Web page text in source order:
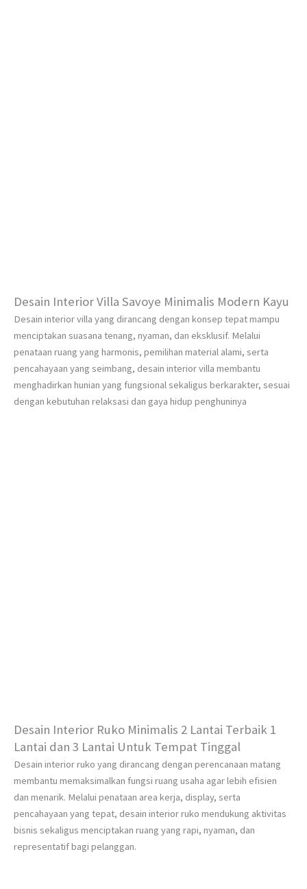
Desain Interior Villa Savoye Minimalis Modern Kayu
Desain interior villa yang dirancang dengan konsep tepat mampu
menciptakan suasana tenang, nyaman, dan eksklusif. Melalui
penataan ruang yang harmonis, pemilihan material alami, serta
pencahayaan yang seimbang, desain interior villa membantu
menghadirkan hunian yang fungsional sekaligus berkarakter, sesuai
dengan kebutuhan relaksasi dan gaya hidup penghuninya
Desain Interior Ruko Minimalis 2 Lantai Terbaik 1
Lantai dan 3 Lantai Untuk Tempat Tinggal
Desain interior ruko yang dirancang dengan perencanaan matang
membantu memaksimalkan fungsi ruang usaha agar lebih efisien
dan menarik. Melalui penataan area kerja, display, serta
pencahayaan yang tepat, desain interior ruko mendukung aktivitas
bisnis sekaligus menciptakan ruang yang rapi, nyaman, dan
representatif bagi pelanggan.